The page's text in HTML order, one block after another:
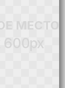
МЕСТО
600px